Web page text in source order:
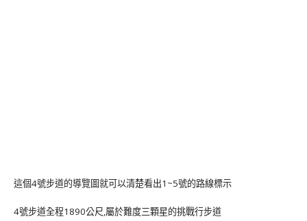
這個4號步道的導覽圖就可以清楚看出1~5號的路線標示
4號步道全程1890公尺,屬於難度三顆星的挑戰行步道